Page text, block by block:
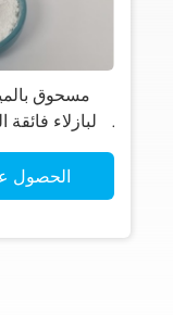
مسحوق
نقاء 99٪ مضاد للالتهاباتد
الحصول